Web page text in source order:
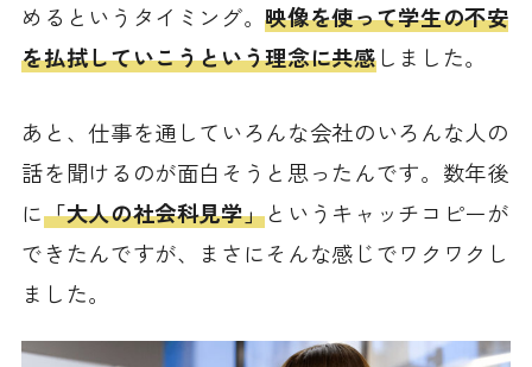
めるというタイミング。映像を使って学生の不安
を払拭していこうという理念に共感しました。
あと、仕事を通していろんな会社のいろんな人の
話を聞けるのが面白そうと思ったんです。数年後
に「大人の社会科見学」というキャッチコピーが
できたんですが、まさにそんな感じでワクワクし
ました。